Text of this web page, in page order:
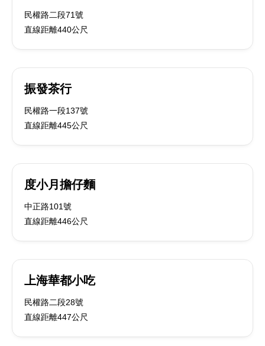
民權路二段71號
直線距離440公尺
振發茶行
民權路一段137號
直線距離445公尺
度小月擔仔麵
中正路101號
直線距離446公尺
上海華都小吃
民權路二段28號
直線距離447公尺